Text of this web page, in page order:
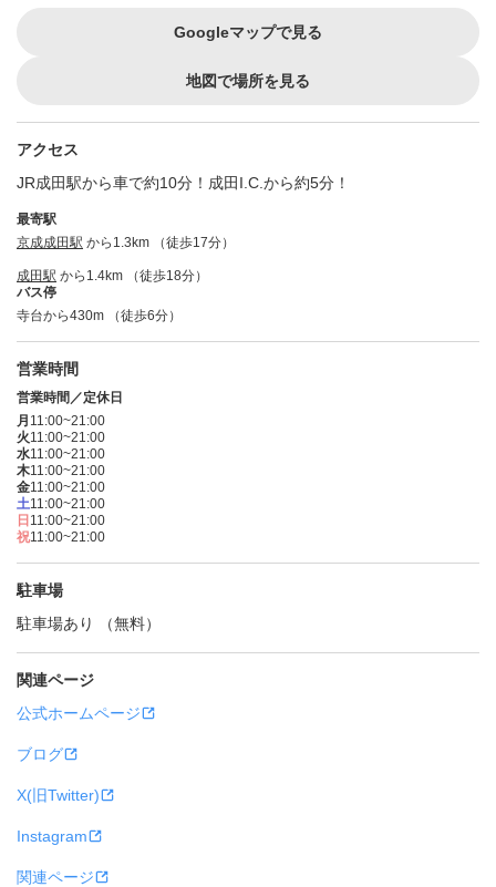
Googleマップで見る
地図で場所を見る
アクセス
JR成田駅から車で約10分！成田I.C.から約5分！
最寄駅
京成成田駅 から1.3km （徒歩17分）
成田駅 から1.4km （徒歩18分）
バス停
寺台から430m （徒歩6分）
営業時間
営業時間／定休日
月 11:00~21:00
火11:00~21:00
水11:00~21:00
木11:00~21:00
金11:00~21:00
土11:00~21:00
日 11:00~21:00
祝11:00~21:00
駐車場
駐車場あり （無料）
関連ページ
公式ホームページ
ブログ
X(旧Twitter)
Instagram
関連ページ